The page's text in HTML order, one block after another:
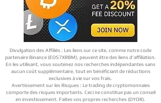
Divulgation des Affiliés : Les liens sur ce site, comme notre code
partenaire Binance (EOS7XRBM), peuvent être des liens d'affiliation.
En les utilisant, vous soutenez nos recherches indépendantes sans
aucun coût supplémentaire, tout en bénéficiant de réductions
exclusives à vie sur vos frais.
Avertissement sur les Risques : Le trading de cryptomonnaies
comporte des risques importants. Ceci ne constitue pas un conseil
en investissement. Faites vos propres recherches (DYOR).